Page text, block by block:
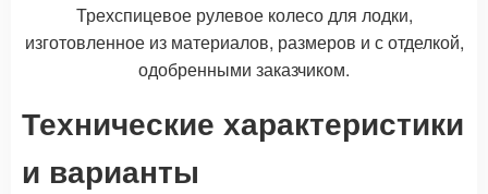
Трехспицевое рулевое колесо для лодки,
изготовленное из материалов, размеров и с отделкой,
одобренными заказчиком.
Технические характеристики
и варианты